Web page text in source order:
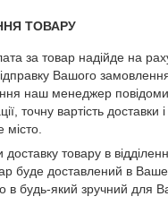
ТОВАРУ
за товар надійде на
Вашого
наш менеджер
точну вартість доставки
товару в
буде доставлений в Ваше
в будь-який зручний для